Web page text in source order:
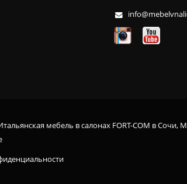
мебель в салонах FORT-COM в Сочи,